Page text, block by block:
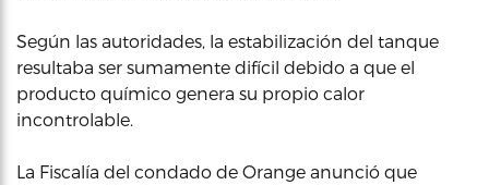
Según las autoridades, la estabilización del tanque
resultaba ser sumamente difícil debido a que el
producto químico genera su propio calor
incontrolable.
La Fiscalía del condado de Orange anunció que